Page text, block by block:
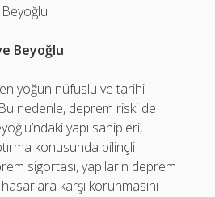
Beyoğlu
yoğun nüfuslu ve tarihi
nedenle, deprem riski de
yapı sahipleri,
konusunda bilinçli
sigortası, yapıların deprem
karşı korunmasını